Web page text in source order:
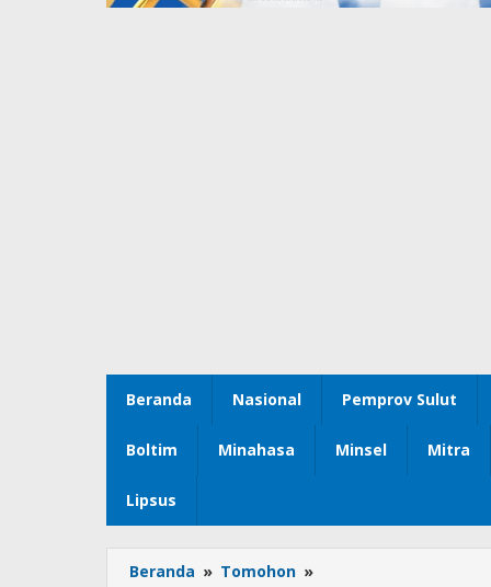
Beranda Nasional Pemprov Sulut
Boltim Minahasa Minsel Mitra
Lipsus
Beranda » Tomohon »